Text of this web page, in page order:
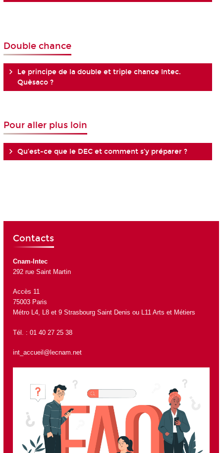
Double chance
Le principe de la double et triple chance Intec.
Quèsaco ?
Pour aller plus loin
Qu’est-ce que le DEC et comment s’y préparer ?
Contacts
Cnam-Intec
292 rue Saint Martin
Accès 11
75003 Paris
Métro L4, L8 et 9 Strasbourg Saint Denis ou L11 Arts et Métiers
Tél. : 01 40 27 25 38
int_accueil@lecnam.net